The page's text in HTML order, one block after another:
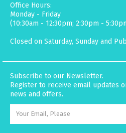
Office Hours:
Monday - Friday
(10:30am - 12:30pm; 2:30pm -
Closed on Saturday, Sunday and
Subscribe to our Newsletter.
Register to receive email updates
news and offers.